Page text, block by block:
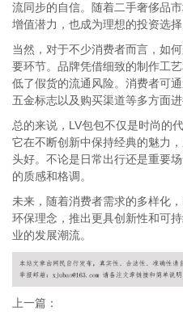
流同步的自信。随着二手奢侈品
增值潜力，也成为理想的投资选择
当然，对于不少消费者而言，如
要环节。品牌凭借细致的制作工
低了假货的流通风险。消费者可
五金标志以及购买渠道等多方面进
总的来说，LV包包不仅是时尚的
它在不断创新中保持经典的魅力
头好。不论是日常出行还是重要
的质感和格调。
未来，随着消费者需求的多样化
环保理念，推出更具创新性和可
业的发展潮流。
上一篇：